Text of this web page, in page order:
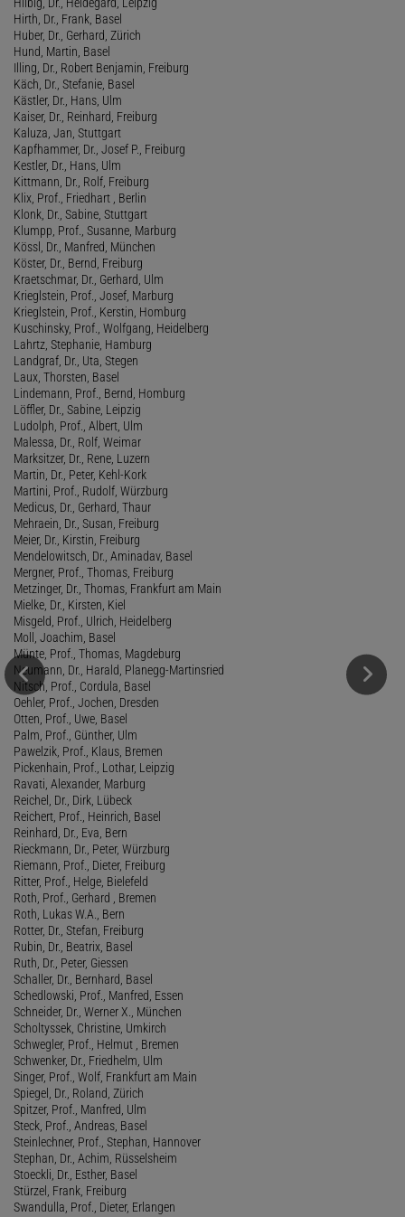
Hirth, Dr., Frank, Basel
Huber, Dr., Gerhard, Zürich
Hund, Martin, Basel
Illing, Dr., Robert Benjamin, Freiburg
Käch, Dr., Stefanie, Basel
Kästler, Dr., Hans, Ulm
Kaiser, Dr., Reinhard, Freiburg
Kaluza, Jan, Stuttgart
Kapfhammer, Dr., Josef P., Freiburg
Kestler, Dr., Hans, Ulm
Kittmann, Dr., Rolf, Freiburg
Klix, Prof., Friedhart , Berlin
Klonk, Dr., Sabine, Stuttgart
Klumpp, Prof., Susanne, Marburg
Kössl, Dr., Manfred, München
Köster, Dr., Bernd, Freiburg
Kraetschmar, Dr., Gerhard, Ulm
Krieglstein, Prof., Josef, Marburg
Krieglstein, Prof., Kerstin, Homburg
Kuschinsky, Prof., Wolfgang, Heidelberg
Lahrtz, Stephanie, Hamburg
Landgraf, Dr., Uta, Stegen
Laux, Thorsten, Basel
Lindemann, Prof., Bernd, Homburg
Löffler, Dr., Sabine, Leipzig
Ludolph, Prof., Albert, Ulm
Malessa, Dr., Rolf, Weimar
Marksitzer, Dr., Rene, Luzern
Martin, Dr., Peter, Kehl-Kork
Martini, Prof., Rudolf, Würzburg
Medicus, Dr., Gerhard, Thaur
Mehraein, Dr., Susan, Freiburg
Meier, Dr., Kirstin, Freiburg
Mendelowitsch, Dr., Aminadav, Basel
Mergner, Prof., Thomas, Freiburg
Metzinger, Dr., Thomas, Frankfurt am Main
Mielke, Dr., Kirsten, Kiel
Misgeld, Prof., Ulrich, Heidelberg
Moll, Joachim, Basel
Münte, Prof., Thomas, Magdeburg
Neumann, Dr., Harald, Planegg-Martinsried
Nitsch, Prof., Cordula, Basel
Oehler, Prof., Jochen, Dresden
Otten, Prof., Uwe, Basel
Palm, Prof., Günther, Ulm
Pawelzik, Prof., Klaus, Bremen
Pickenhain, Prof., Lothar, Leipzig
Ravati, Alexander, Marburg
Reichel, Dr., Dirk, Lübeck
Reichert, Prof., Heinrich, Basel
Reinhard, Dr., Eva, Bern
Rieckmann, Dr., Peter, Würzburg
Riemann, Prof., Dieter, Freiburg
Ritter, Prof., Helge, Bielefeld
Roth, Prof., Gerhard , Bremen
Roth, Lukas W.A., Bern
Rotter, Dr., Stefan, Freiburg
Rubin, Dr., Beatrix, Basel
Ruth, Dr., Peter, Giessen
Schaller, Dr., Bernhard, Basel
Schedlowski, Prof., Manfred, Essen
Schneider, Dr., Werner X., München
Scholtyssek, Christine, Umkirch
Schwegler, Prof., Helmut , Bremen
Schwenker, Dr., Friedhelm, Ulm
Singer, Prof., Wolf, Frankfurt am Main
Spiegel, Dr., Roland, Zürich
Spitzer, Prof., Manfred, Ulm
Steck, Prof., Andreas, Basel
Steinlechner, Prof., Stephan, Hannover
Stephan, Dr., Achim, Rüsselsheim
Stoeckli, Dr., Esther, Basel
Stürzel, Frank, Freiburg
Swandulla, Prof., Dieter, Erlangen